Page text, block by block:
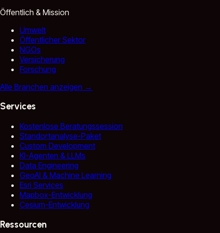
Öffentlich & Mission
Umwelt
Öffentlicher Sektor
NGOs
Versicherung
Forschung
Alle Branchen anzeigen →
Services
Kostenlose Beratungssession
Standortanalyse-Paket
Custom Development
KI-Agenten & LLMs
Data Engineering
GeoAI & Machine Learning
Esri Services
Mapbox-Entwicklung
Cesium-Entwicklung
Ressourcen